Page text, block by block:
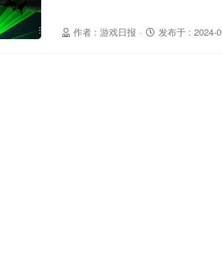
作者 : 游戏日报 · 发布于 : 2024-